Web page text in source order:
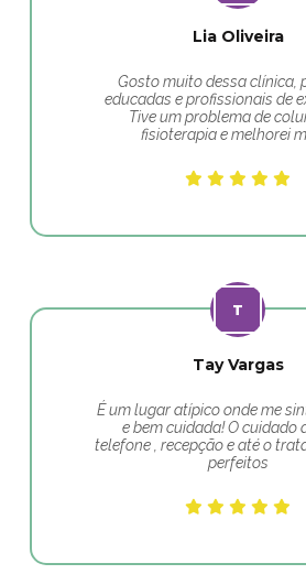
Lia Oliveira
Gosto muito dessa clínica,
educadas e profissionais de
Tive um problema de
fisioterapia e melhorei
Tay Vargas
É um lugar atípico onde me
e bem cuidada! O cuidado
telefone , recepção e até o
perfeitos